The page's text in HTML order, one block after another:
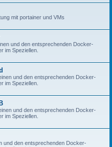
mit portainer und VMs
und den entsprechenden Docker-
im Speziellen.
und den entsprechenden Docker-
im Speziellen.
und den entsprechenden Docker-
im Speziellen.
und den entsprechenden Docker-